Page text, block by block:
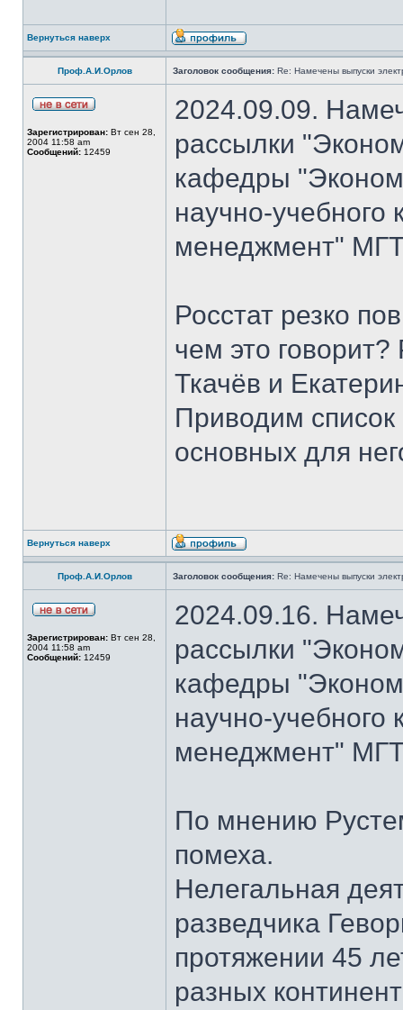
Вернуться наверх
Проф.А.И.Орлов Заголовок сообщения: Re: Намечены выпуски
Зарегистрирован: Вт сен 28,
2004 11:58 am
Сообщений: 12459
2024.09.09.
рассылки
кафедры
научно-
менеджмент"
Росстат резко
чем это
Ткачёв и
Приводим
основных для
Вернуться наверх
Проф.А.И.Орлов Заголовок сообщения: Re: Намечены выпуски
Зарегистрирован: Вт сен 28,
2004 11:58 am
Сообщений: 12459
2024.09.16.
рассылки
кафедры
научно-
менеджмент"
По мнению
помеха.
Нелегальная
разведчика
протяжении 45
разных